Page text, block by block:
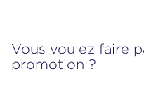
Vous voulez faire
promotion ?